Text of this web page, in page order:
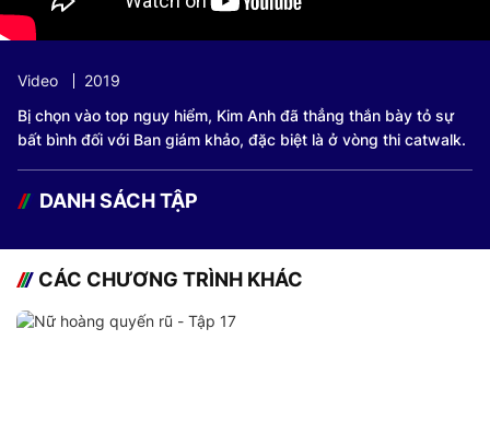
Video
2019
Bị chọn vào top nguy hiểm, Kim Anh đã thẳng thắn bày tỏ sự
bất bình đối với Ban giám khảo, đặc biệt là ở vòng thi catwalk.
DANH SÁCH TẬP
CÁC CHƯƠNG TRÌNH KHÁC